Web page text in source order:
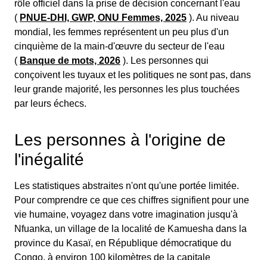
rôle officiel dans la prise de décision concernant l'eau
( PNUE-DHI, GWP, ONU Femmes, 2025 ). Au niveau
mondial, les femmes représentent un peu plus d'un
cinquième de la main-d'œuvre du secteur de l'eau
( Banque de mots, 2026 ). Les personnes qui
conçoivent les tuyaux et les politiques ne sont pas, dans
leur grande majorité, les personnes les plus touchées
par leurs échecs.
Les personnes à l'origine de
l'inégalité
Les statistiques abstraites n'ont qu'une portée limitée.
Pour comprendre ce que ces chiffres signifient pour une
vie humaine, voyagez dans votre imagination jusqu'à
Nfuanka, un village de la localité de Kamuesha dans la
province du Kasaï, en République démocratique du
Congo, à environ 100 kilomètres de la capitale